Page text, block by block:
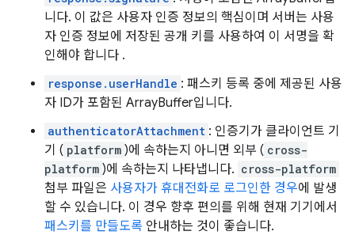
니다. 이 값은 사용자 인증 정보의 핵심이며 서버는 사용
자 인증 정보에 저장된 공개 키를 사용하여 이 서명을 확
인해야 합니다 .
response.userHandle : 패스키 등록 중에 제공된 사용
자 ID가 포함된 ArrayBuffer입니다.
authenticatorAttachment : 인증기가 클라이언트 기
기 ( platform )에 속하는지 아니면 외부 ( cross-
platform )에 속하는지 나타냅니다. cross-platform
첨부 파일은 사용자가 휴대전화로 로그인한 경우에 발생
할 수 있습니다. 이 경우 향후 편의를 위해 현재 기기에서
패스키를 만들도록 안내하는 것이 좋습니다.